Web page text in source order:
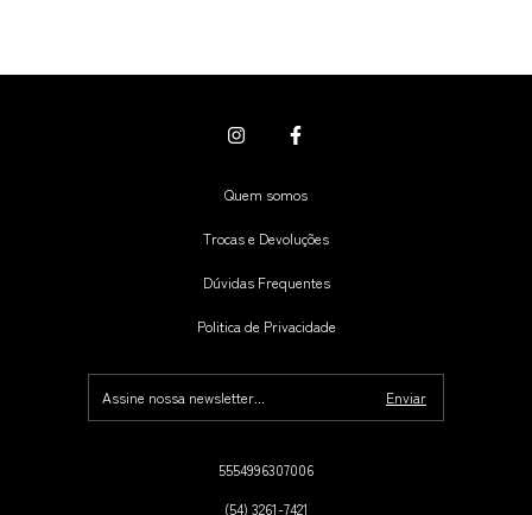
Quem somos
Trocas e Devoluções
Dúvidas Frequentes
Politica de Privacidade
5554996307006
(54) 3261-7421